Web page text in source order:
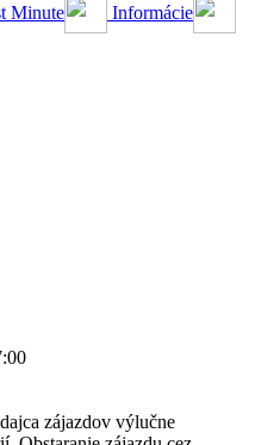
Minute
Informácie
zájazdov výlučne